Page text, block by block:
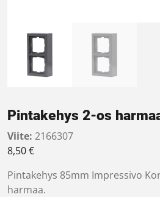
Pintakehys 2-os
Viite: 2166307
8,50€
Pintakehys 85mm Impressivo
harmaa.